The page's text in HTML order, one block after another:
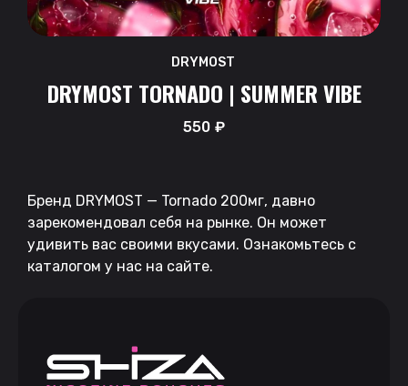
DRYMOST
DRYMOST TORNADO | SUMMER VIBE
550₽
Бренд DRYMOST — Tornado 200мг, давно
зарекомендовал себя на рынке. Он может
удивить вас своими вкусами. Ознакомьтесь с
каталогом у нас на сайте.